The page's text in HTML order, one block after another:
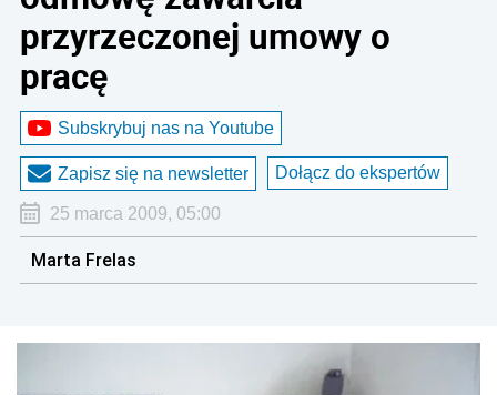
przyrzeczonej umowy o
pracę
Subskrybuj nas na Youtube
Zapisz się na newsletter Dołącz do ekspertów
25 marca 2009, 05:00
Marta Frelas